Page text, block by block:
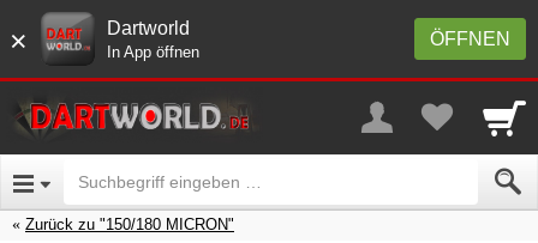
× ÖFFNEN
Dartworld
In App öffnen
Zurück zu "150/180 MICRON"